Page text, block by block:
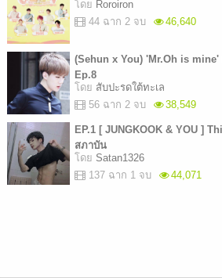
โดย Roroiron
44 ฉาก 2 จบ
46,640
(Sehun x You) 'Mr.Oh is
Ep.8
โดย สับปะรดใต้ทะเล
56 ฉาก 2 จบ
38,549
EP.1 [ JUNGKOOK & YOU ]
สภาบัน
โดย Satan1326
137 ฉาก 1 จบ
44,071